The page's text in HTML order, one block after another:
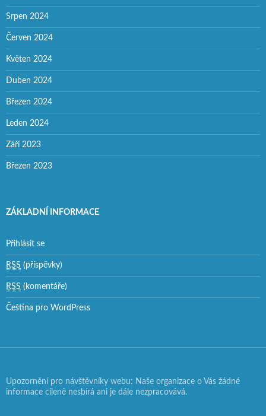
Srpen 2024
Červen 2024
Květen 2024
Duben 2024
Březen 2024
Leden 2024
Září 2023
Březen 2023
ZÁKLADNÍ INFORMACE
Přihlásit se
RSS (příspěvky)
RSS (komentáře)
Čeština pro WordPress
Upozornění pro návštěvníky webu: Naše organizace o Vás žádné
informace cíleně nesbírá ani je dále nezpracovává.